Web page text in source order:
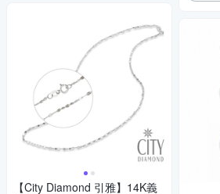
【City Diamond 引雅】14K義